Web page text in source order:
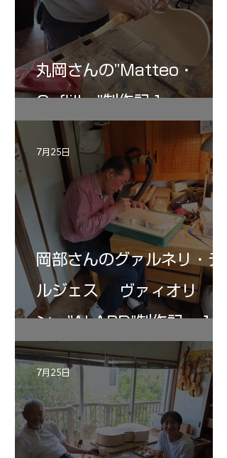
丸岡さんの”Matteo・
Gofliller”制作記１
岡部さんのグァルネリ・デ
ルジェス ヴァィオリ
ン ”ALARD"制作記 １2
7月25日
7月25日